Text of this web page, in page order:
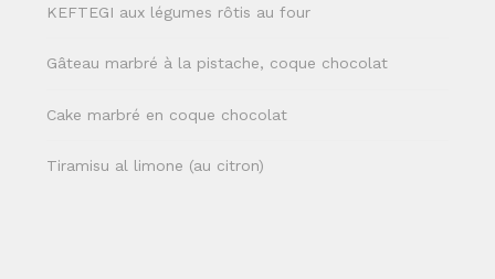
KEFTEGI aux légumes rôtis au four
Gâteau marbré à la pistache, coque chocolat
Cake marbré en coque chocolat
Tiramisu al limone (au citron)